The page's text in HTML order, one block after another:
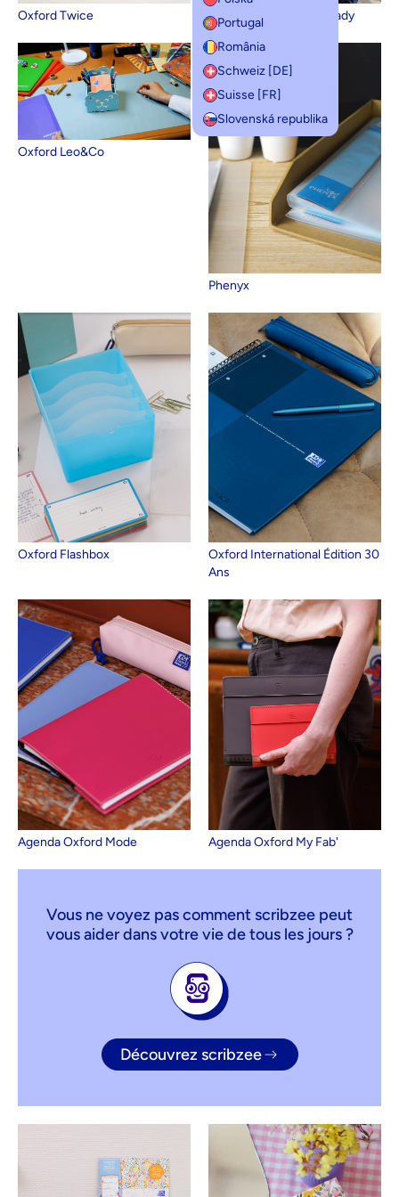
Portugal
România
Schweiz [DE]
Suisse [FR]
Slovenská republika
Oxford Twice Sac à dos Oxford B-Ready
Oxford Leo&Co
Phenyx
Oxford Flashbox
Oxford International Édition 30
Ans
Agenda Oxford Mode Agenda Oxford My Fab'
Vous ne voyez pas comment scribzee peut
vous aider dans votre vie de tous les jours ?
Découvrez scribzee